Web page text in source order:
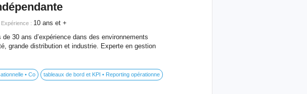
Expérience : 10 ans et +
30 ans d’expérience dans des environnements
grande distribution et industrie. Experte en gestion
• Co tableaux de bord et KPI • Reporting opérationne